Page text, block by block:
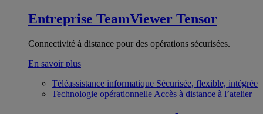
Entreprise TeamViewer Tensor
Connectivité à distance pour des opérations sécurisées.
En savoir plus
Téléassistance informatique Sécurisée, flexible, intégrée
Technologie opérationnelle Accès à distance à l’atelier